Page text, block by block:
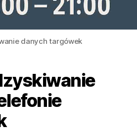
danych targówek